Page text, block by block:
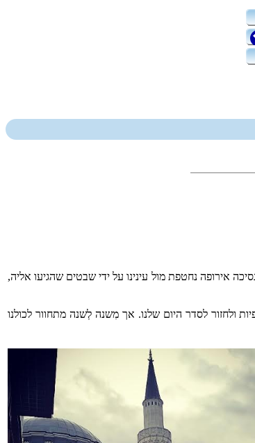
אירופה נחטפת מול עינינו על ידי שבטים שהגיעו אליה,
ולחזור לסדר היום שלנו. אך מִשנה לְשנה מתחוור לכולנו